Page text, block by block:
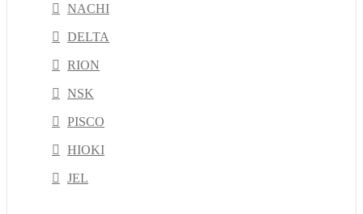
NACHI
DELTA
RION
NSK
PISCO
HIOKI
JEL